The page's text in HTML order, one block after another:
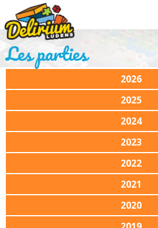
Les parties
2026
2025
2024
2023
2022
2021
2020